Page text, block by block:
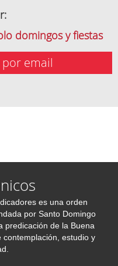
domingos y fiestas
email
es una orden
por Santo Domingo
predicación de la Buena
estudio y